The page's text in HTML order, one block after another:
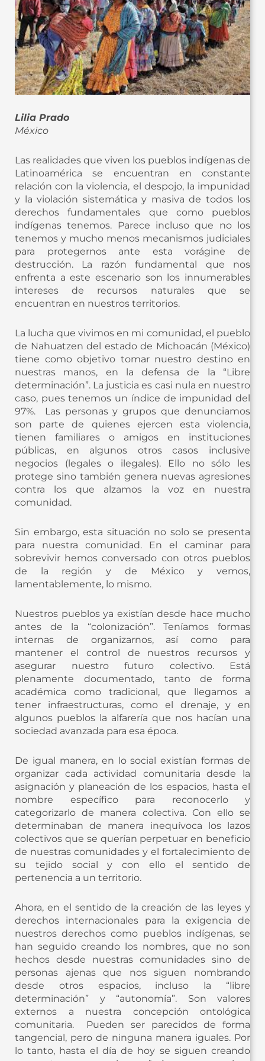
Lilia Prado
México
Las realidades que viven los pueblos indígenas de
Latinoamérica se encuentran en constante
relación con la violencia, el despojo, la impunidad
y la violación sistemática y masiva de todos los
derechos fundamentales que como pueblos
indígenas tenemos. Parece incluso que no los
tenemos y mucho menos mecanismos judiciales
para protegernos ante esta vorágine de
destrucción. La razón fundamental que nos
enfrenta a este escenario son los innumerables
intereses de recursos naturales que se
encuentran en nuestros territorios.
La lucha que vivimos en mi comunidad, el pueblo
de Nahuatzen del estado de Michoacán (México)
tiene como objetivo tomar nuestro destino en
nuestras manos, en la defensa de la “Libre
determinación”. La justicia es casi nula en nuestro
caso, pues tenemos un índice de impunidad del
97%. Las personas y grupos que denunciamos
son parte de quienes ejercen esta violencia,
tienen familiares o amigos en instituciones
públicas, en algunos otros casos inclusive
negocios (legales o ilegales). Ello no sólo les
protege sino también genera nuevas agresiones
contra los que alzamos la voz en nuestra
comunidad.
Sin embargo, esta situación no solo se presenta
para nuestra comunidad. En el caminar para
sobrevivir hemos conversado con otros pueblos
de la región y de México y vemos,
lamentablemente, lo mismo.
Nuestros pueblos ya existían desde hace mucho
antes de la “colonización”. Teníamos formas
internas de organizarnos, así como para
mantener el control de nuestros recursos y
asegurar nuestro futuro colectivo. Está
plenamente documentado, tanto de forma
académica como tradicional, que llegamos a
tener infraestructuras, como el drenaje, y en
algunos pueblos la alfarería que nos hacían una
sociedad avanzada para esa época.
De igual manera, en lo social existían formas de
organizar cada actividad comunitaria desde la
asignación y planeación de los espacios, hasta el
nombre específico para reconocerlo y
categorizarlo de manera colectiva. Con ello se
determinaban de manera inequívoca los lazos
colectivos que se querían perpetuar en beneficio
de nuestras comunidades y el fortalecimiento de
su tejido social y con ello el sentido de
pertenencia a un territorio.
Ahora, en el sentido de la creación de las leyes y
derechos internacionales para la exigencia de
nuestros derechos como pueblos indígenas, se
han seguido creando los nombres, que no son
hechos desde nuestras comunidades sino de
personas ajenas que nos siguen nombrando
desde otros espacios, incluso la “libre
determinación” y “autonomía”. Son valores
externos a nuestra concepción ontológica
comunitaria. Pueden ser parecidos de forma
tangencial, pero de ninguna manera iguales. Por
lo tanto, hasta el día de hoy se siguen creando